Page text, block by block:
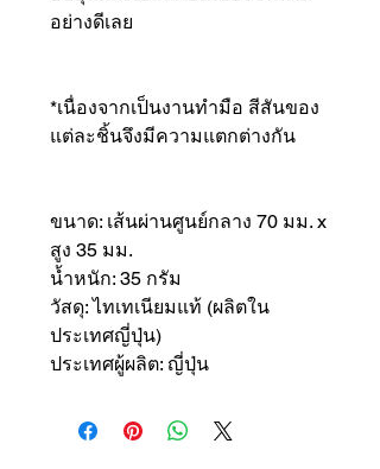
อย่างดีเลย
*เนื่องจากเป็นงานทำมือ สีสันของ
แต่ละชิ้นจึงมีความแตกต่างกัน
ขนาด: เส้นผ่านศูนย์กลาง 70 มม. x
สูง 35 มม.
น้ำหนัก: 35 กรัม
วัสดุ: ไทเทเนียมแท้ (ผลิตใน
ประเทศญี่ปุ่น)
ประเทศผู้ผลิต: ญี่ปุ่น